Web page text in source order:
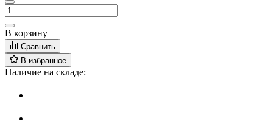
В корзину
Сравнить
В избранное
Наличие на складе: